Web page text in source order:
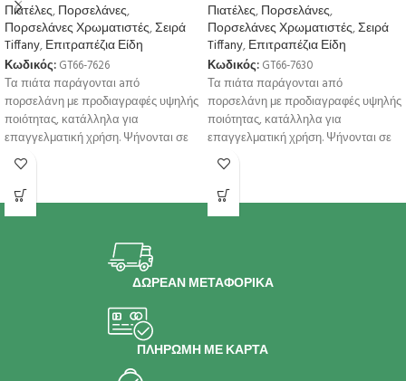
Πιατέλες,Πορσελάνες,
Πορσελάνες Χρωματιστές,Σειρά
Tiffany,Επιτραπέζια Είδη
Κωδικός: GT66-7626
Τα πιάτα παράγονται aπό
πορσελάνη με προδιαγραφές υψηλής
ποιότητας, κατάλληλα για
επαγγελματική χρήση. Ψήνονται σε
υψηλή θερμοκρσία για μεγαλύτερη
αντοχή
Πιατέλες,Πορσελάνες,
Πορσελάνες Χρωματιστές,Σειρά
Tiffany,Επιτραπέζια Είδη
Κωδικός: GT66-7630
Τα πιάτα παράγονται aπό
πορσελάνη με προδιαγραφές υψηλής
ποιότητας, κατάλληλα για
επαγγελματική χρήση. Ψήνονται σε
υψηλή θερμοκρσία για μεγαλύτερη
αντοχή
ΔΩΡΕΑΝ ΜΕΤΑΦΟΡΙΚΑ
ΠΛΗΡΩΜΗ ΜΕ ΚΑΡΤΑ